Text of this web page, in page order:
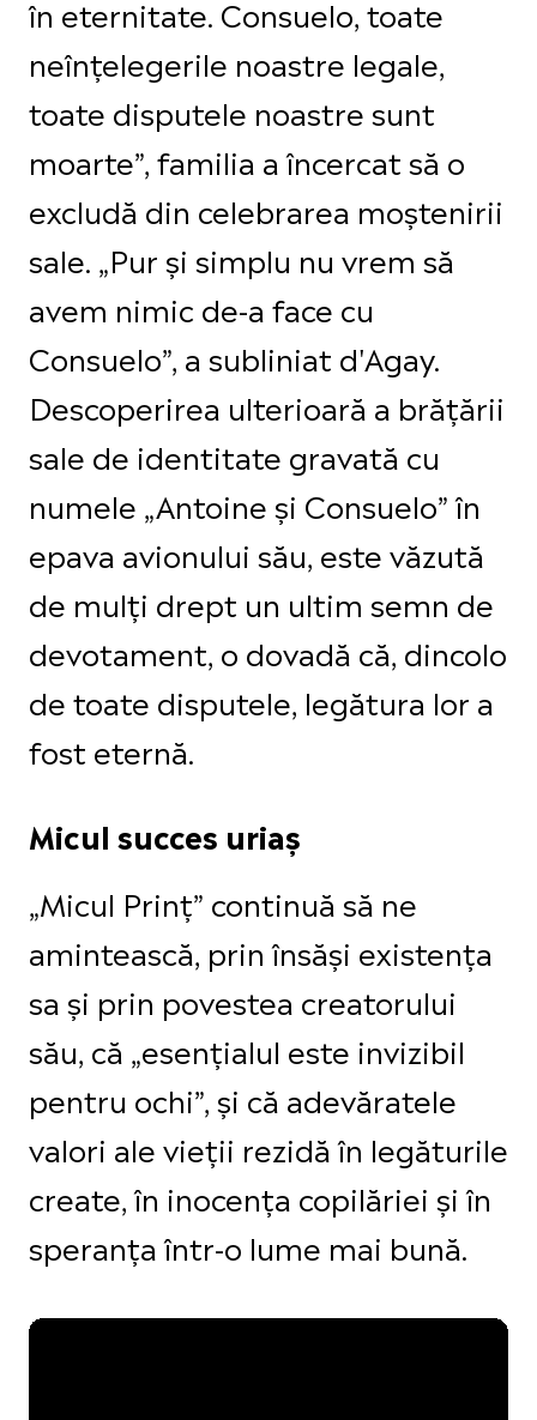
în eternitate. Consuelo, toate
neînțelegerile noastre legale,
toate disputele noastre sunt
moarte”, familia a încercat să o
excludă din celebrarea moștenirii
sale. „Pur și simplu nu vrem să
avem nimic de-a face cu
Consuelo”, a subliniat d'Agay.
Descoperirea ulterioară a brățării
sale de identitate gravată cu
numele „Antoine și Consuelo” în
epava avionului său, este văzută
de mulți drept un ultim semn de
devotament, o dovadă că, dincolo
de toate disputele, legătura lor a
fost eternă.
Micul succes uriaș
„Micul Prinț” continuă să ne
amintească, prin însăși existența
sa și prin povestea creatorului
său, că „esențialul este invizibil
pentru ochi”, și că adevăratele
valori ale vieții rezidă în legăturile
create, în inocența copilăriei și în
speranța într-o lume mai bună.